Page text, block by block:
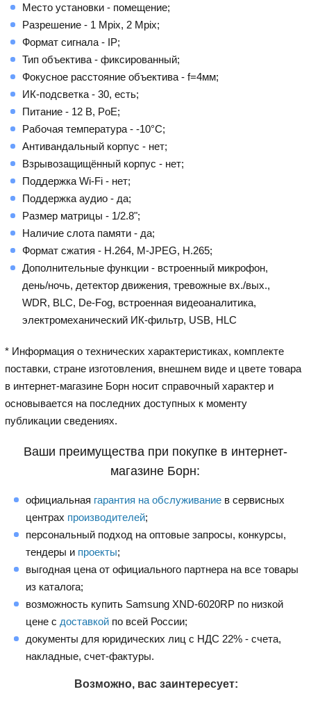
Место установки - помещение;
Разрешение - 1 Mpix, 2 Mpix;
Формат сигнала - IP;
Тип объектива - фиксированный;
Фокусное расстояние объектива - f=4мм;
ИК-подсветка - 30, есть;
Питание - 12 В, PoE;
Рабочая температура - -10°С;
Антивандальный корпус - нет;
Взрывозащищённый корпус - нет;
Поддержка Wi-Fi - нет;
Поддержка аудио - да;
Размер матрицы - 1/2.8";
Наличие слота памяти - да;
Формат сжатия - H.264, M-JPEG, H.265;
Дополнительные функции - встроенный микрофон,
день/ночь, детектор движения, тревожные вх./вых.,
WDR, BLC, De-Fog, встроенная видеоаналитика,
электромеханический ИК-фильтр, USB, HLC
* Информация о технических характеристиках, комплекте
поставки, стране изготовления, внешнем виде и цвете товара
в интернет-магазине Борн носит справочный характер и
основывается на последних доступных к моменту
публикации сведениях.
Ваши преимущества при покупке в интернет-
магазине Борн:
официальная гарантия на обслуживание в сервисных
центрах производителей;
персональный подход на оптовые запросы, конкурсы,
тендеры и проекты;
выгодная цена от официального партнера на все товары
из каталога;
возможность купить Samsung XND-6020RP по низкой
цене с доставкой по всей России;
документы для юридических лиц с НДС 22% - счета,
накладные, счет-фактуры.
Возможно, вас заинтересует: